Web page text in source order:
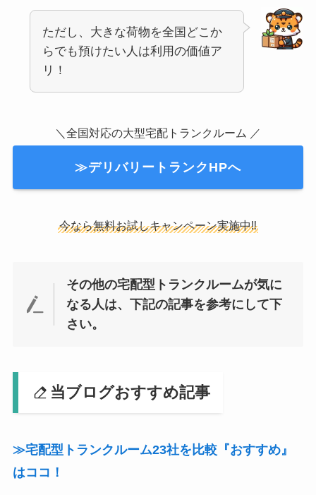
ただし、大きな荷物を全国どこか
らでも預けたい人は利用の価値ア
リ！
＼全国対応の大型宅配トランクルーム ／
≫デリバリートランクHPへ
今なら無料お試しキャンペーン実施中‼
その他の宅配型トランクルームが気に
なる人は、下記の記事を参考にして下
さい。
当ブログおすすめ記事
≫宅配型トランクルーム23社を比較『おすすめ』
はココ！